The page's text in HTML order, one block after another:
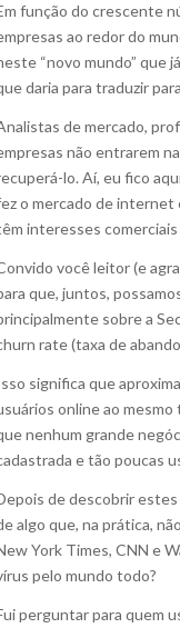
função do crescente
ao redor do
“novo mundo” que
daria para traduzir
de mercado,
não entrarem
lo. Aí, eu fico
o mercado de internet
interesses
você leitor (e
que, juntos,
sobre a
rate (taxa de
significa que
online ao
nenhum grande
e tão poucas
de descobrir
algo que, na prática,
York Times, CNN e
pelo mundo todo?
perguntar para quem